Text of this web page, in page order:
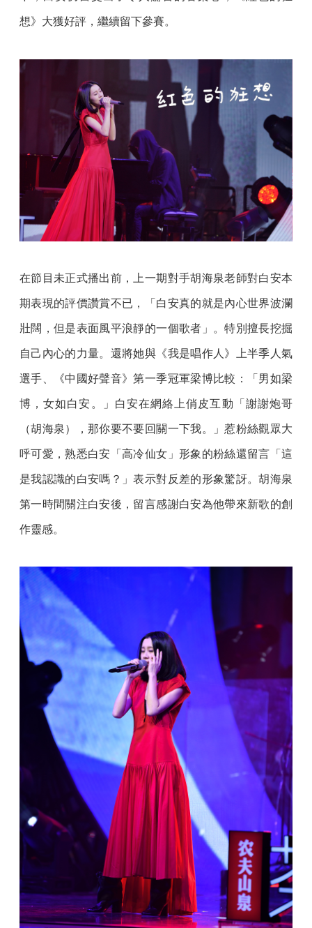
想》大獲好評，繼續留下參賽。
在節目未正式播出前，上一期對手胡海泉老師對白安本
期表現的評價讚賞不已，「白安真的就是內心世界波瀾
壯闊，但是表面風平浪靜的一個歌者」。特別擅長挖掘
自己內心的力量。還將她與《我是唱作人》上半季人氣
選手、《中國好聲音》第一季冠軍梁博比較：「男如梁
博，女如白安。」白安在網絡上俏皮互動「謝謝炮哥
（胡海泉），那你要不要回關一下我。」惹粉絲觀眾大
呼可愛，熟悉白安「高冷仙女」形象的粉絲還留言「這
是我認識的白安嗎？」表示對反差的形象驚訝。胡海泉
第一時間關注白安後，留言感謝白安為他帶來新歌的創
作靈感。